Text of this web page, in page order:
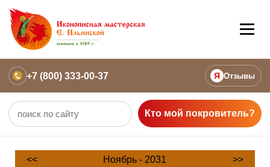
+7 (800) 333-00-37 Я Отзывы
Кто мой покровитель?
<< Ноябрь - 2031
>>